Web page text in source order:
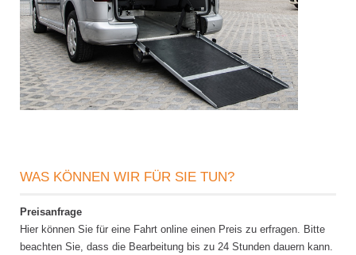
WAS KÖNNEN WIR FÜR SIE TUN?
Preisanfrage
Hier können Sie für eine Fahrt online einen Preis zu erfragen. Bitte
beachten Sie, dass die Bearbeitung bis zu 24 Stunden dauern kann.